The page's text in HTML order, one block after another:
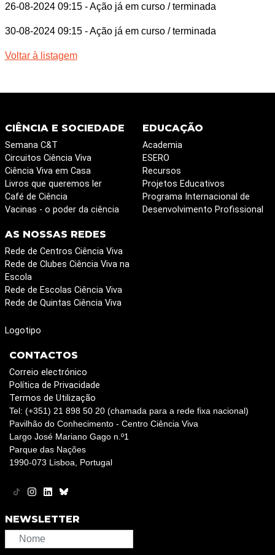
26-08-2024 09:15 - Ação já em curso / terminada
30-08-2024 09:15 - Ação já em curso / terminada
Voltar à listagem
CIÊNCIA E SOCIEDADE
Semana C&T
Circuitos Ciência Viva
Ciência Viva em Casa
Livros que queremos ler
Café de Ciência
Vacinas - o poder da ciência
EDUCAÇÃO
Academia
ESERO
Recursos
Projetos Educativos
Programa Internacional de
Desenvolvimento Profissional
AS NOSSAS REDES
Rede de Centros Ciência Viva
Rede de Clubes Ciência Viva na
Escola
Rede de Escolas Ciência Viva
Rede de Quintas Ciência Viva
Logotipo
CONTACTOS
Correio electrónico
Política de Privacidade
Termos de Utilização
Tel: (+351) 21 898 50 20 (chamada para a rede fixa nacional)
Pavilhão do Conhecimento - Centro Ciência Viva
Largo José Mariano Gago n.º1
Parque das Nações
1990-073 Lisboa, Portugal
NEWSLETTER